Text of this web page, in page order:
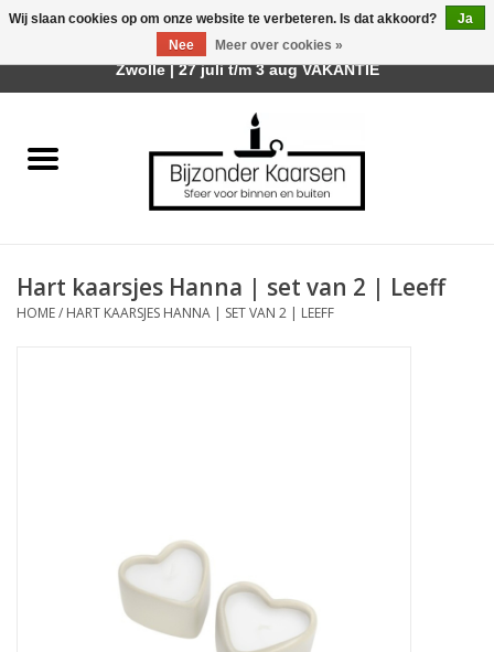
Räder Design Stories
Geurkaarsen
Kaarsen accessoires
Hart kaarsjes Hanna | set van 2 | Leeff
HOME/ HART KAARSJES HANNA | SET VAN 2 | LEEFF
Wij slaan cookies op om onze website te verbeteren. Is dat akkoord?
Ja
Nee
Meer over cookies »
Afhalen is mogelijk bij mijn winkel Trotz | Belvederelaan 107
Zwolle | 27 juli t/m 3 aug VAKANTIE